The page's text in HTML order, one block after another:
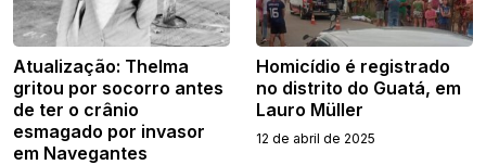
Atualização: Thelma
gritou por socorro antes
de ter o crânio
esmagado por invasor
em Navegantes
Homicídio é registrado
no distrito do Guatá, em
Lauro Müller
12 de abril de 2025